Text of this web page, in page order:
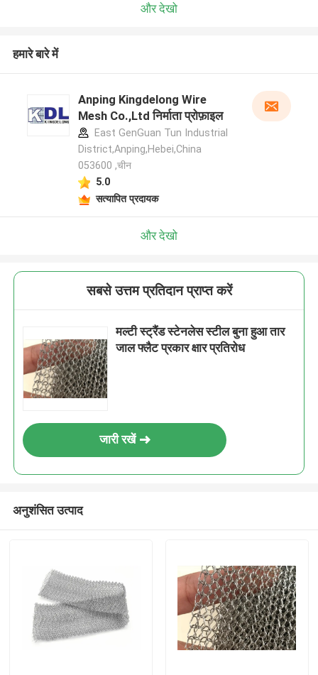
और देखो
हमारे बारे में
Anping Kingdelong Wire
Mesh Co.,Ltd निर्माता प्रोफ़ाइल
East GenGuan Tun Industrial
District,Anping,Hebei,China
053600 ,चीन
5.0
सत्यापित प्रदायक
और देखो
सबसे उत्तम प्रतिदान प्राप्त करें
मल्टी स्ट्रैंड स्टेनलेस स्टील बुना हुआ तार
जाल फ्लैट प्रकार क्षार प्रतिरोध
जारी रखें
अनुशंसित उत्पाद